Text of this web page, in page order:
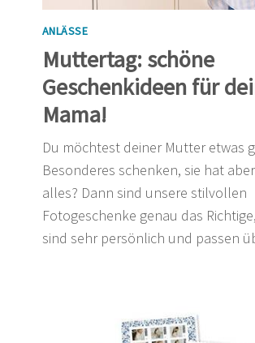
ANLÄSSE
Muttertag: schöne
Geschenkideen für
Mama!
Du möchtest deiner Mutter etwas
Besonderes schenken, sie hat
alles? Dann sind unsere stilvollen
Fotogeschenke genau das
sind sehr persönlich und passen